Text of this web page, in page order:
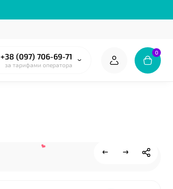
+38 (097) 706-69-71
за тарифами оператора
0